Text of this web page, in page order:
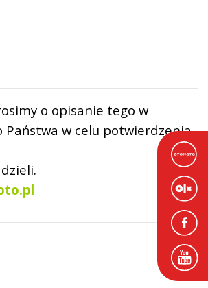
o opisanie tego w
w celu potwierdzenia